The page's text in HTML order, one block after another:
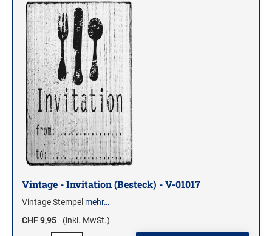
Vintage - Invitation (Besteck) - V-01017
Vintage Stempel mehr…
CHF 9,95
(inkl. MwSt.)